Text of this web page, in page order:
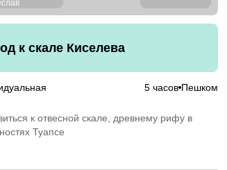
к скале Киселева
5 часов Пешком
к отвесной скале, древнему рифу в
Туапсе